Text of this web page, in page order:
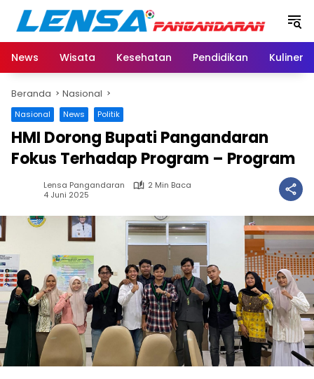
Langsung
konten
News
Wisata Kesehatan Pendidikan Kuliner
Beranda Nasional
Nasional News Politik
HMI Dorong Bupati Pangandaran
Fokus Terhadap Program – Program
Lensa Pangandaran
2 Min Baca
4 Juni 2025